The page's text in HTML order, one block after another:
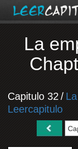
La
Capitulo 32 /
Leercapitulo